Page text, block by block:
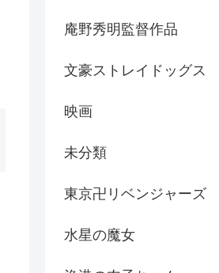
庵野秀明監督作品
文豪ストレイドッグス
映画
未分類
東京卍リベンジャーズ
水星の魔女